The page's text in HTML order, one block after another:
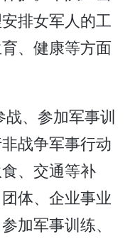
排女军人的工
、健康等方面
、参加军事训
战争军事行动
、交通等补
体、企业事业
加军事训练、